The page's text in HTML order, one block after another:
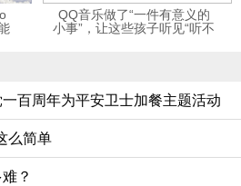
QQ音乐做了“一件有意义的
小事”，让这些孩子听见“听不
一百周年为平安卫士加餐主题活动
么简单
？